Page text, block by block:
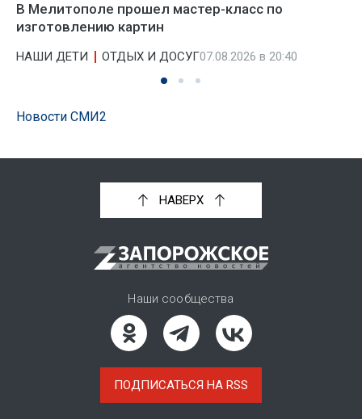
В Мелитополе прошел мастер-класс по
изготовлению картин
НАШИ ДЕТИ ОТДЫХ И ДОСУГ07.08.2026 в 20:40
Новости СМИ2
НАВЕРХ
Наши сообщества
ПОДПИСАТЬСЯ НА RSS